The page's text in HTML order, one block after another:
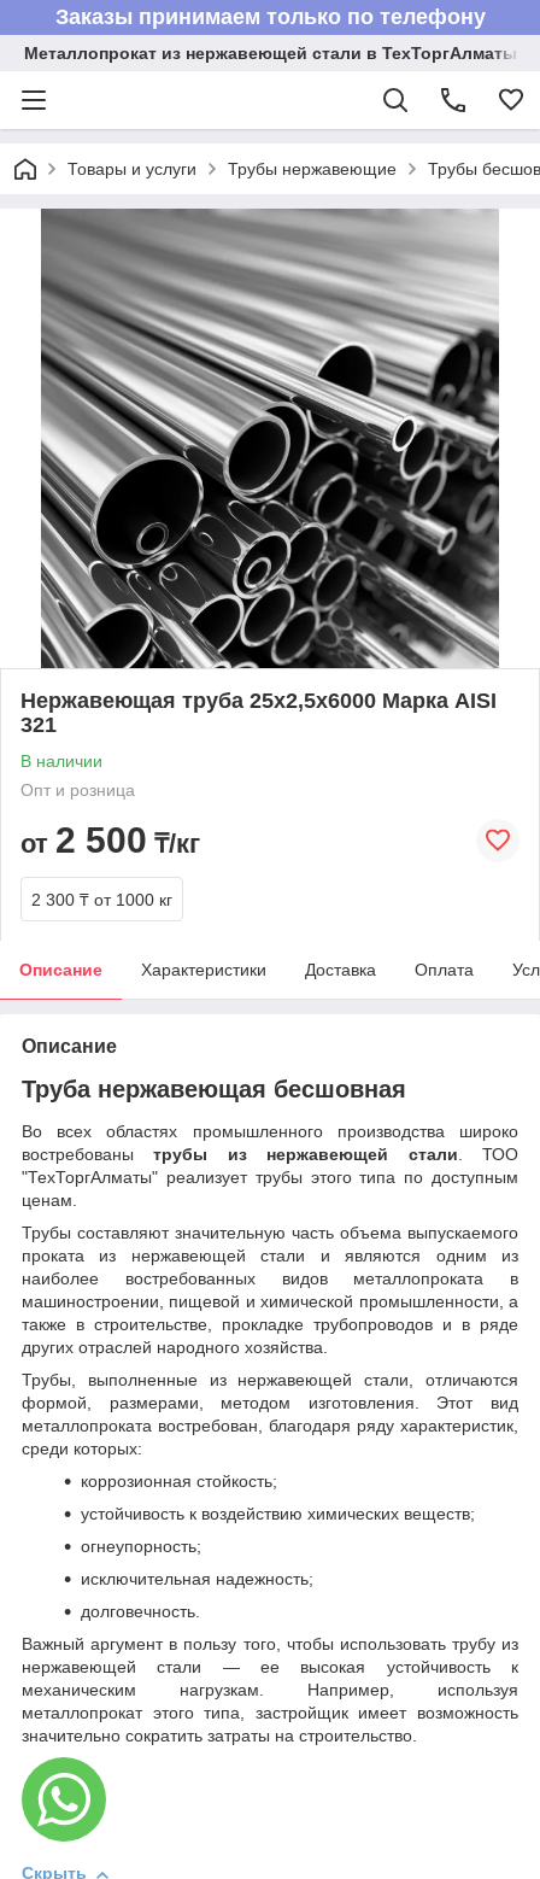
Заказы принимаем только по телефону
Металлопрокат из нержавеющей стали в ТехТоргАлматы
Товары и услуги Трубы нержавеющие Трубы
Нержавеющая труба 25х2,5х6000 Марка AISI
321
В наличии
Опт и розница
от 2 500 ₸/кг
2 300 ₸ от 1000 кг
Описание Характеристики Доставка Оплата
Описание
Труба нержавеющая бесшовная
Во всех областях промышленного производства широко
востребованытрубы из нержавеющей стали. ТОО
"ТехТоргАлматы" реализует трубы этого типа по доступным
ценам.
Трубы составляют значительную часть объема выпускаемого
проката из нержавеющей стали и являются одним из
наиболее востребованных видов металлопроката в
машиностроении, пищевой и химической промышленности, а
также в строительстве, прокладке трубопроводов и в ряде
других отраслей народного хозяйства.
Трубы, выполненные из нержавеющей стали, отличаются
формой, размерами, методом изготовления. Этот вид
металлопроката востребован, благодаря ряду характеристик,
среди которых:
коррозионная стойкость;
устойчивость к воздействию химических веществ;
огнеупорность;
исключительная надежность;
долговечность.
Важный аргумент в пользу того, чтобы использовать трубу из
нержавеющей стали — ее высокая устойчивость к
механическим нагрузкам. Например, используя
металлопрокат этого типа, застройщик имеет возможность
значительно сократить затраты на строительство.
Скрыть